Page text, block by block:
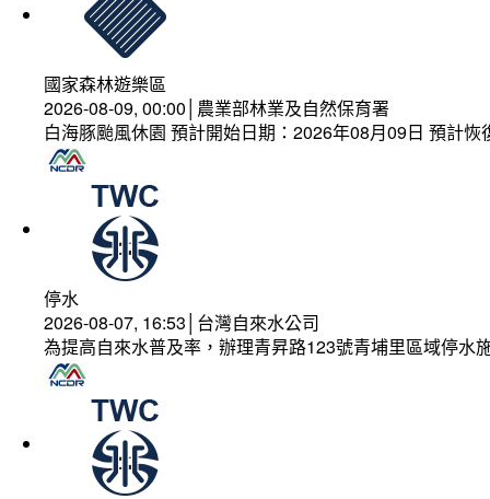
國家森林遊樂區
2026-08-09, 00:00│農業部林業及自然保育署
白海豚颱風休園 預計開始日期：2026年08月09日 預計
停水
2026-08-07, 16:53│台灣自來水公司
為提高自來水普及率，辦理青昇路123號青埔里區域停水